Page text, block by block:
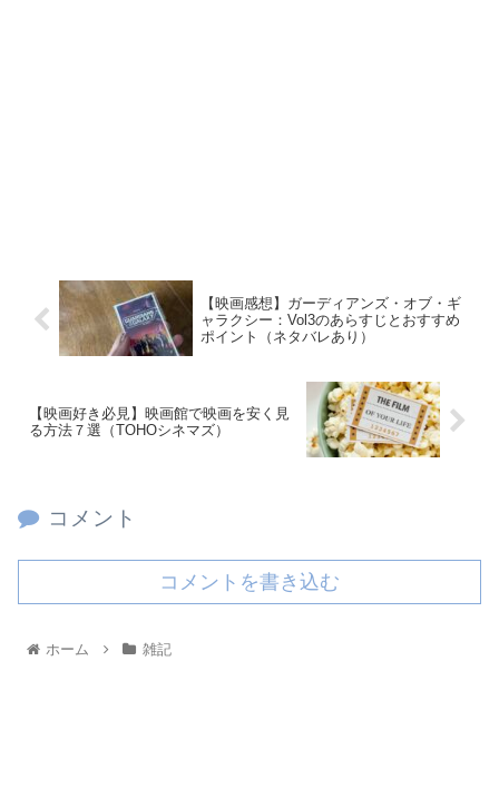
【映画感想】ガーディアンズ・オブ・ギ
ャラクシー：Vol3のあらすじとおすすめ
ポイント（ネタバレあり）
【映画好き必見】映画館で映画を安く見
る方法７選（TOHOシネマズ）
コメント
コメントを書き込む
ホーム 雑記